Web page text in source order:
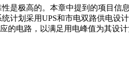
极高的。本章中提到的项目信
计划采用UPS和市电双路供电设
的电路，以满足用电峰值为其设